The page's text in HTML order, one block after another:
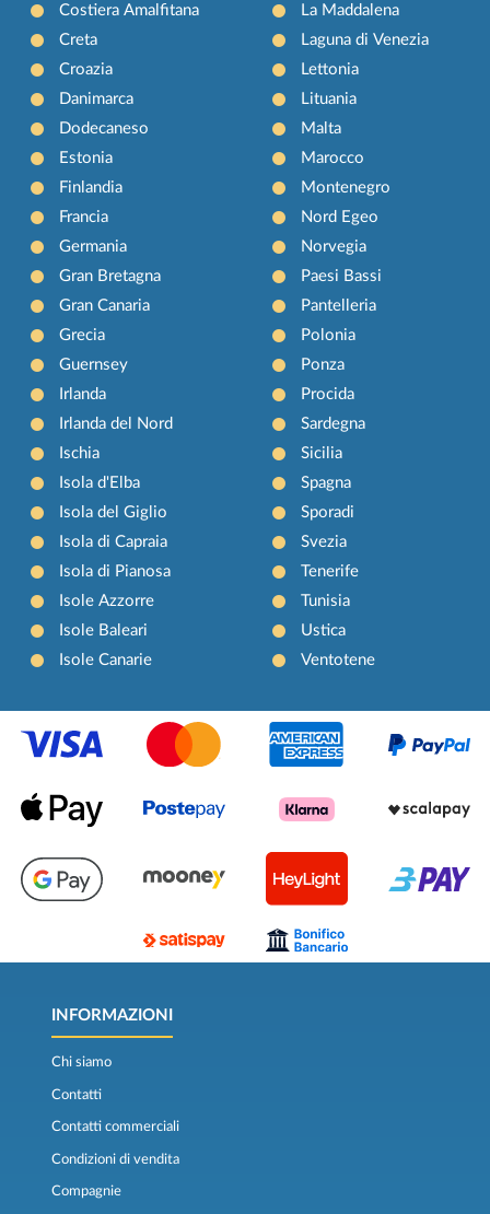
Costiera Amalfitana
Creta
Croazia
Danimarca
Dodecaneso
Estonia
Finlandia
Francia
Germania
Gran Bretagna
Gran Canaria
Grecia
Guernsey
Irlanda
Irlanda del Nord
Ischia
Isola d'Elba
Isola del Giglio
Isola di Capraia
Isola di Pianosa
Isole Azzorre
Isole Baleari
Isole Canarie
La Maddalena
Laguna di Venezia
Lettonia
Lituania
Malta
Marocco
Montenegro
Nord Egeo
Norvegia
Paesi Bassi
Pantelleria
Polonia
Ponza
Procida
Sardegna
Sicilia
Spagna
Sporadi
Svezia
Tenerife
Tunisia
Ustica
Ventotene
INFORMAZIONI
Chi siamo
Contatti
Contatti commerciali
Condizioni di vendita
Compagnie